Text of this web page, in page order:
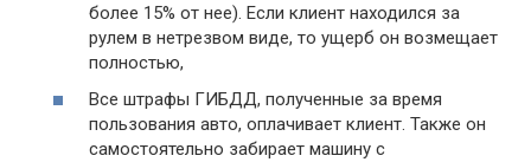
более 15% от нее). Если клиент находился за
рулем в нетрезвом виде, то ущерб он возмещает
полностью,
Все штрафы ГИБДД, полученные за время
пользования авто, оплачивает клиент. Также он
самостоятельно забирает машину с